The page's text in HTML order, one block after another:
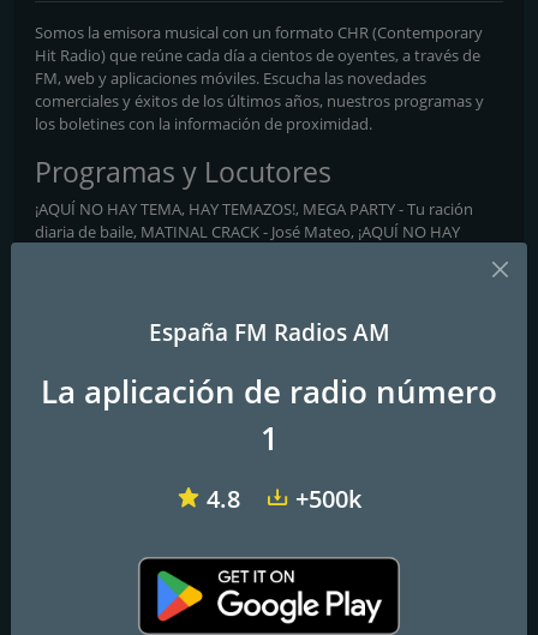
Somos la emisora musical con un formato CHR (Contemporary
Hit Radio) que reúne cada día a cientos de oyentes, a través de
FM, web y aplicaciones móviles. Escucha las novedades
comerciales y éxitos de los últimos años, nuestros programas y
los boletines con la información de proximidad.
Programas y Locutores
¡AQUÍ NO HAY TEMA, HAY TEMAZOS!, MEGA PARTY - Tu ración
diaria de baile, MATINAL CRACK - José Mateo, ¡AQUÍ NO HAY
Frecuencias FM
Murcia : 97.3 FM
http://www.sieteradio.com
Correo electrónico:info@sieteradio.com
España FM Radios AM
La aplicación de radio número
1
4.8 +500k